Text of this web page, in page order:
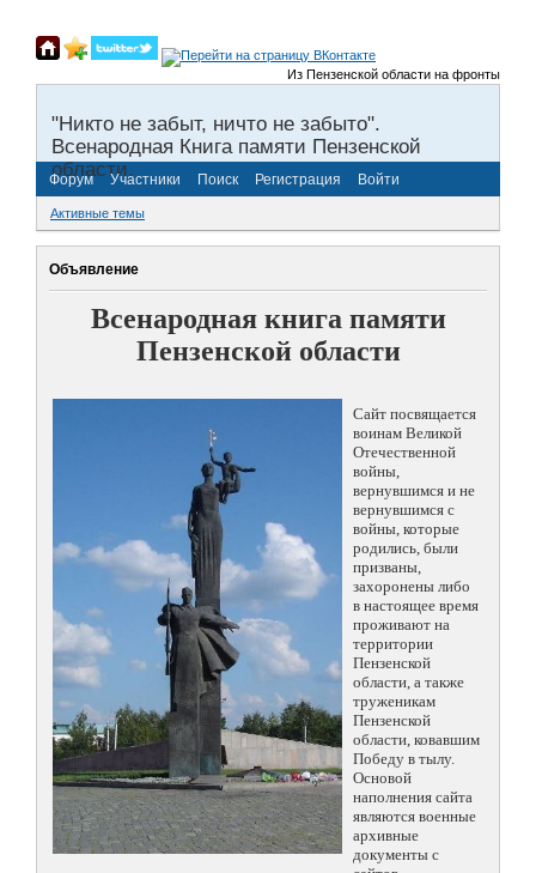
Из Пензенской области на фронты
"Никто не забыт, ничто не забыто".
Всенародная Книга памяти Пензенской
области.
Форум Участники Поиск Регистрация Войти
Активные темы
Объявление
Всенародная книга памяти
Пензенской области
Сайт посвящается
воинам Великой
Отечественной
войны,
вернувшимся и не
вернувшимся с
войны, которые
родились, были
призваны,
захоронены либо
в настоящее время
проживают на
территории
Пензенской
области, а также
труженикам
Пензенской
области, ковавшим
Победу в тылу.
Основой
наполнения сайта
являются военные
архивные
документы с